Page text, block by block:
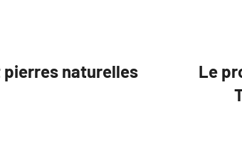
pierres naturelles
Le